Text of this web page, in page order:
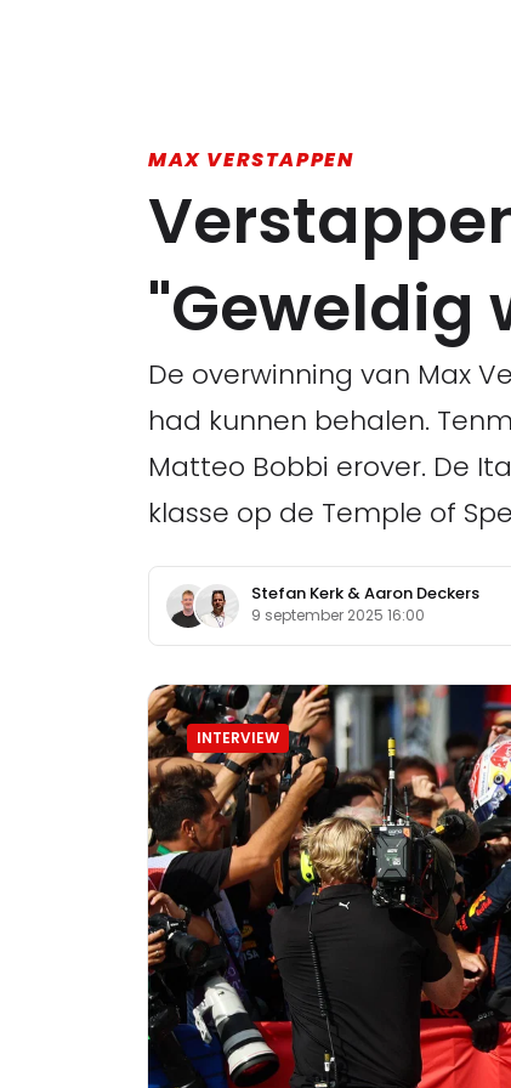
MAX VERSTAPPEN
"Geweldig
De overwinning van Max
had kunnen behalen.
Matteo Bobbi erover. De
klasse op de Temple of
Stefan Kerk &Aaron Deckers
9 september 2025 16:00
INTERVIEW